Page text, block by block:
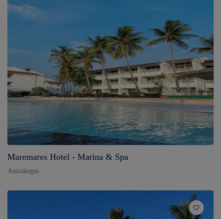
Maremares Hotel - Marina & Spa
Anzoátegui